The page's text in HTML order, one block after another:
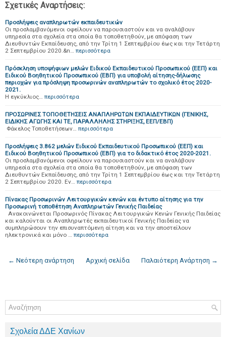
Σχετικές Αναρτήσεις:
Προσλήψεις αναπληρωτών εκπαιδευτικών
Οι προσλαμβανόμενοι οφείλουν να παρουσιαστούν και να αναλάβουν
υπηρεσία στα σχολεία στα οποία θα τοποθετηθούν, με απόφαση των
Διευθυντών Εκπαίδευσης, από την Τρίτη 1 Σεπτεμβρίου έως και την Τετάρτη
2 Σεπτεμβρίου 2020.&n… περισσότερα
Πρόσκληση υποψήφιων μελών Ειδικού Εκπαιδευτικού Προσωπικού (ΕΕΠ) και
Ειδικού Βοηθητικού Προσωπικού (ΕΒΠ) για υποβολή αίτησης-δήλωσης
περιοχών για πρόσληψη προσωρινών αναπληρωτών το σχολικό έτος 2020-
2021.
Η εγκύκλιος… περισσότερα
ΠΡΟΣΩΡΙΝΕΣ ΤΟΠΟΘΕΤΗΣΕΙΣ ΑΝΑΠΛΗΡΩΤΩΝ ΕΚΠΑΙΔΕΥΤΙΚΩΝ (ΓΕΝΙΚΗΣ,
ΕΙΔΙΚΗΣ ΑΓΩΓΗΣ ΚΑΙ ΤΕ, ΠΑΡΑΛΛΗΛΗΣ ΣΤΗΡΙΞΗΣ, ΕΕΠ/ΕΒΠ)
Φάκελος Τοποθετήσεων… περισσότερα
Προσλήψεις 3.862 μελών Ειδικού Εκπαιδευτικού Προσωπικού (ΕΕΠ) και
Ειδικού Βοηθητικού Προσωπικού (ΕΒΠ) για το διδακτικό έτος 2020-2021.
Οι προσλαμβανόμενοι οφείλουν να παρουσιαστούν και να αναλάβουν
υπηρεσία στα σχολεία στα οποία θα τοποθετηθούν, με απόφαση των
Διευθυντών Εκπαίδευσης, από την Τρίτη 1 Σεπτεμβρίου έως και την Τετάρτη
2 Σεπτεμβρίου 2020. Εν… περισσότερα
Πίνακας Προσωρινών Λειτουργικών κενών και έντυπο αίτησης για την
Προσωρινή τοποθέτηση Αναπληρωτών Γενικής Παιδείας
Ανακοινώνεται Προσωρινός Πίνακας Λειτουργικών Κενών Γενικής Παιδείας
και καλούνται οι Αναπληρωτές εκπαιδευτικοί Γενικής Παιδείας να
συμπληρώσουν την επισυναπτόμενη αίτηση και να την αποστείλουν
ηλεκτρονικά και μόνο … περισσότερα
← Νεότερη ανάρτηση Παλαιότερη Ανάρτηση →
Αρχική σελίδα
Σχολεία ΔΔΕ Χανίων